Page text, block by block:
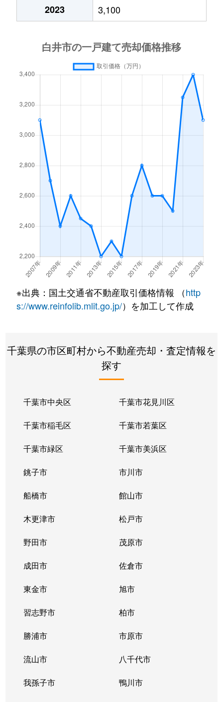
2023
3,100
※出典：国土交通省不動産取引価格情報 （http
s://www.reinfolib.mlit.go.jp/）を加工して作成
千葉県の市区町村から不動産売却・査定情報を
探す
千葉市中央区 千葉市花見川区
千葉市稲毛区 千葉市若葉区
千葉市緑区 千葉市美浜区
銚子市 市川市
船橋市 館山市
木更津市 松戸市
野田市 茂原市
成田市 佐倉市
東金市 旭市
習志野市 柏市
勝浦市 市原市
流山市 八千代市
我孫子市 鴨川市